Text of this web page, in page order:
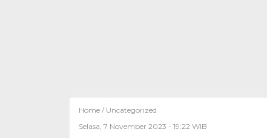
Home / Uncategorized
Selasa, 7 November 2023 - 19:22 WIB